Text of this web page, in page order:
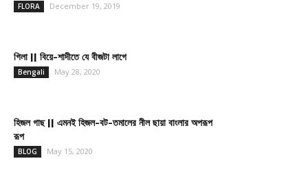
FLORA December 19, 2019
গিলা || বিয়ে-শাদীতে যে বীজটা লাগে
Bengali May 28, 2020
হিজল গাছ || এমনই হিজল-বট-তমালের নীল ছায়া বাংলার অপরূপ
রূপ
BLOG May 15, 2020